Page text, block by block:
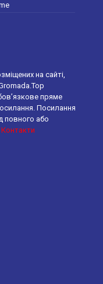
на сайті,
пряме
Посилання
повного або
Контакти